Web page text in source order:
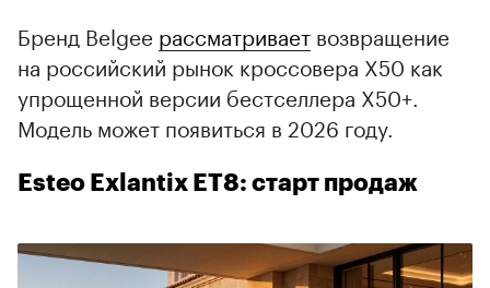
Бренд Belgee рассматривает возвращение
на российский рынок кроссовера X50 как
упрощенной версии бестселлера X50+.
Модель может появиться в 2026 году.
Esteo Exlantix ET8: старт продаж